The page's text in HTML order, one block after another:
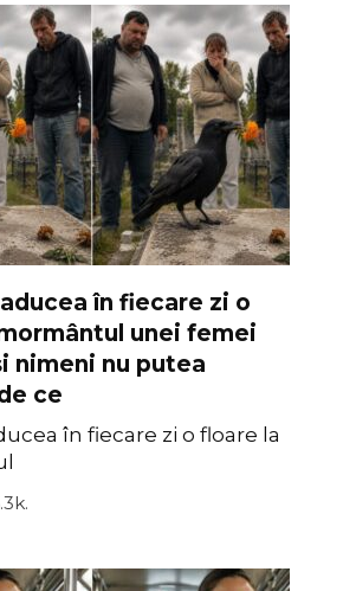
în fiecare zi o
unei femei
nimeni nu putea
ce
în fiecare zi o floare la